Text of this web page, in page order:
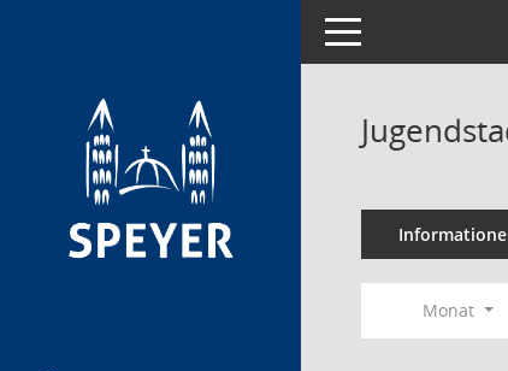
Toggle navigation
Monat